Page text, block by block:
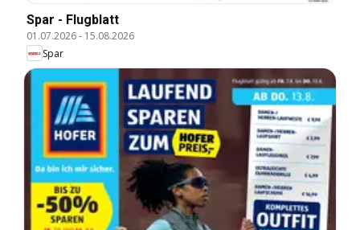
Spar - Flugblatt
01.07.2026- 15.08.2026
Spar